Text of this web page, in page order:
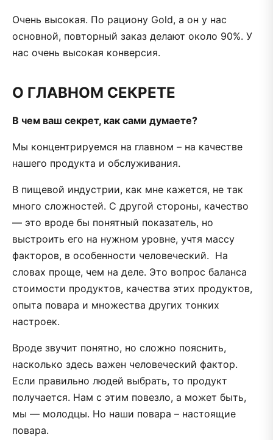
Очень высокая. По рациону Gold, а он у нас
основной, повторный заказ делают около 90%. У
нас очень высокая конверсия.
О ГЛАВНОМ СЕКРЕТЕ
В чем ваш секрет, как сами думаете?
Мы концентрируемся на главном – на качестве
нашего продукта и обслуживания.
В пищевой индустрии, как мне кажется, не так
много сложностей. С другой стороны, качество
— это вроде бы понятный показатель, но
выстроить его на нужном уровне, учтя массу
факторов, в особенности человеческий. На
словах проще, чем на деле. Это вопрос баланса
стоимости продуктов, качества этих продуктов,
опыта повара и множества других тонких
настроек.
Вроде звучит понятно, но сложно пояснить,
насколько здесь важен человеческий фактор.
Если правильно людей выбрать, то продукт
получается. Нам с этим повезло, а может быть,
мы — молодцы. Но наши повара – настоящие
повара.